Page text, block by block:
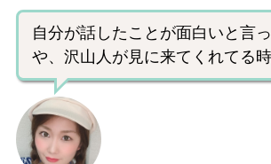
自分が話したことが面白いと言
や、沢山人が見に来てくれてる時